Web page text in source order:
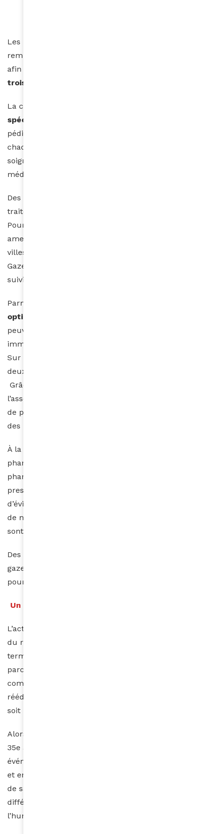
Les patients sont reçus par des infirmiers pour
remplir leur fiche de suivi, identifier leurs maux et
afin de les rediriger vers les spécialistes. Jusqu’à
trois consultations par personne
La caravane permet aux villageois l’accès à
spécialités médicales
pédiatrie, gynécologie, dermatologie, ophtalmologie…
chaque année, ce sont 2 000 villageois qui sont
soignés grâce à ce dispositif unique et à tous ces
médecins/infirmiers bénévoles.
Des microchirurgies sont réalisées sur place pour
traiter par exemple des lipomes kystes ou brûlures.
Pour des opérations plus lourdes, les patients sont
amenés dans des hôpitaux situés dans des grandes
villes comme Meknès ou Casablanca. Cœur des
Gazelles prend en charge les frais de transports et le
suivi des soins.
Parmi les pôles les plus remarquables,
optique
peuvent faire contrôler leur vue et repartir
immédiatement avec une paire de lunettes adaptée.
Sur place, un stock impressionnant comprenant
deux montures : une pour adulte et une pour enfant.
Grâce au partenariat avec la
l’association a pu se doter cette année d’une machine
de pointe, capable de moduler les verres en fonction
des montures.
À la fin du parcours, les patients se rendent au pôle
pharmacie, ultime étape du circuit médical. Là, le
pharmacien en chef vérifie minutieusement les
prescriptions inscrites sur le bordereau de suivi afin
d’éviter toute contre-indication. Plus de 2 000 boîtes
de médicaments, fabriquées localement au Maroc,
sont ainsi délivrées gratuitement chaque année.
Des fauteuils roulants, et des dons offerts par les
gazelles elles-mêmes (vêtements chauds, jouets
pour enfants…), complètent cet élan de générosité.
Un impact qui dépasse les dunes
L’action de
du rallye. Les patients nécessitant un suivi à long
terme sont accompagnés tout au long de leur
parcours médical, qu’il s’agisse d’examens
complémentaires, d’opérations, de traitements ou de
rééducation. L’association veille à ce que personne ne
soit laissé de côté.
Alors que le Rallye s’apprête à célébrer en 2026 son
35e anniversaire, il prouve, année après année, qu’un
événement sportif peut allier performance, sororité
et engagement social. Une aventure où chaque grain
de sable compte, où chaque geste solidaire fait la
différence. Et où, au-delà de la compétition, c’est
l’humanité qui gagne.